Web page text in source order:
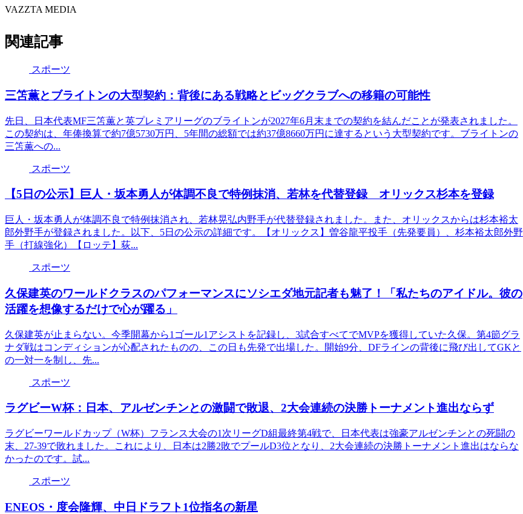
VAZZTA MEDIA
関連記事
スポーツ
三笘薫とブライトンの大型契約：背後にある戦略とビッグクラブへの移籍の可能性
先日、日本代表MF三笘薫と英プレミアリーグのブライトンが2027年6月末までの契約を結んだことが発表されました。
この契約は、年俸換算で約7億5730万円、5年間の総額では約37億8660万円に達するという大型契約です。ブライトンの
三笘薫への...
スポーツ
【5日の公示】巨人・坂本勇人が体調不良で特例抹消、若林を代替登録 オリックス杉本を登録
巨人・坂本勇人が体調不良で特例抹消され、若林晃弘内野手が代替登録されました。また、オリックスからは杉本裕太
郎外野手が登録されました。以下、5日の公示の詳細です。【オリックス】曽谷龍平投手（先発要員）、杉本裕太郎外野
手（打線強化）【ロッテ】荻...
スポーツ
久保建英のワールドクラスのパフォーマンスにソシエダ地元記者も魅了！「私たちのアイドル。彼の
活躍を想像するだけで心が躍る」
久保建英が止まらない。今季開幕から1ゴール1アシストを記録し、3試合すべてでMVPを獲得していた久保。第4節グラ
ナダ戦はコンディションが心配されたものの、この日も先発で出場した。開始9分、DFラインの背後に飛び出してGKと
の一対一を制し、先...
スポーツ
ラグビーW杯：日本、アルゼンチンとの激闘で敗退、2大会連続の決勝トーナメント進出ならず
ラグビーワールドカップ（W杯）フランス大会の1次リーグD組最終第4戦で、日本代表は強豪アルゼンチンとの死闘の
末、27-39で敗れました。これにより、日本は2勝2敗でプールD3位となり、2大会連続の決勝トーナメント進出はならな
かったのです。試...
スポーツ
ENEOS・度会隆輝、中日ドラフト1位指名の新星